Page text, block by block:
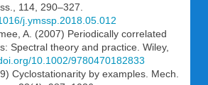
114, 290–327.
j.ymssp.2018.05.012
A. (2007) Periodically correlated
Spectral theory and practice. Wiley,
10.1002/9780470182833
Cyclostationarity by examples. Mech.